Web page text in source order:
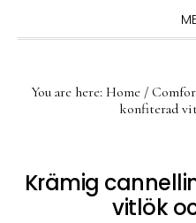
You are here: Home /
konfiterad
Krämig
vitlök